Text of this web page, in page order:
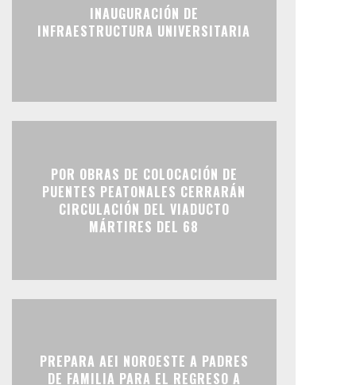
INAUGURACIÓN DE
INFRAESTRUCTURA UNIVERSITARIA
POR OBRAS DE COLOCACIÓN DE
PUENTES PEATONALES CERRARÁN
CIRCULACIÓN DEL VIADUCTO
MÁRTIRES DEL 68
PREPARA AEI NOROESTE A PADRES
DE FAMILIA PARA EL REGRESO A